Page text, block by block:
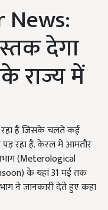
देगा
राज्य में
रहा है जिसके चलते कई
पड़ रहा है. केरल में आमतौर
(Meterological
के यहां 31 मई तक
ने जानकारी देते हुए कहा